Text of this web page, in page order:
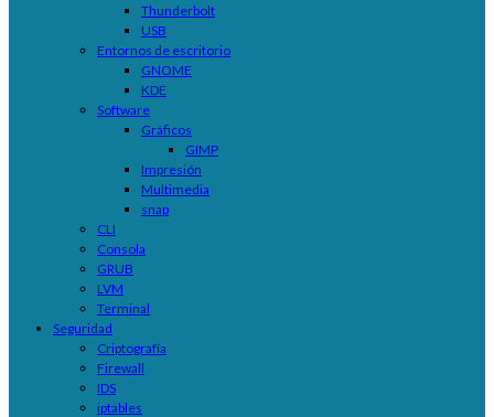
Thunderbolt
USB
Entornos de escritorio
GNOME
KDE
Software
Gráficos
GIMP
Impresión
Multimedia
snap
CLI
Consola
GRUB
LVM
Terminal
Seguridad
Criptografía
Firewall
IDS
iptables